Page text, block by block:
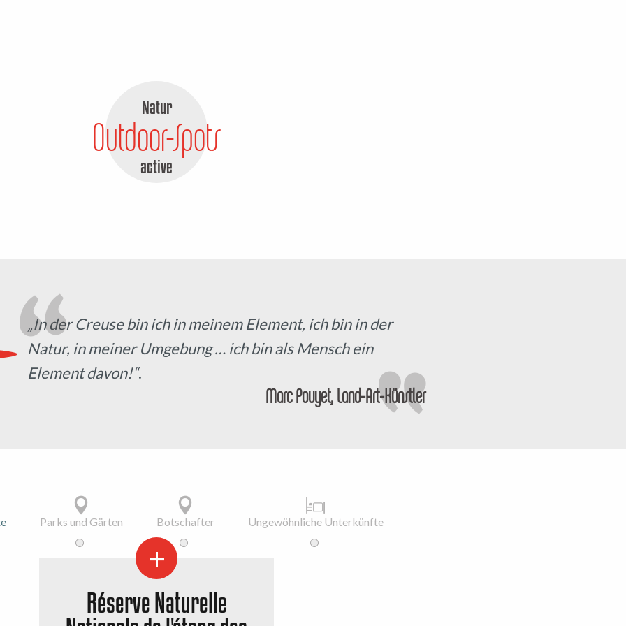
Natur
Outdoor-Spots
active
„In der Creuse bin ich in meinem Element, ich bin in der
Natur, in meiner Umgebung … ich bin als Mensch ein
Element davon!“.
Marc Pouyet, Land-Art-Künstler
Parks und Gärten Botschafter Ungewöhnliche Unterkünfte
Réserve Naturelle